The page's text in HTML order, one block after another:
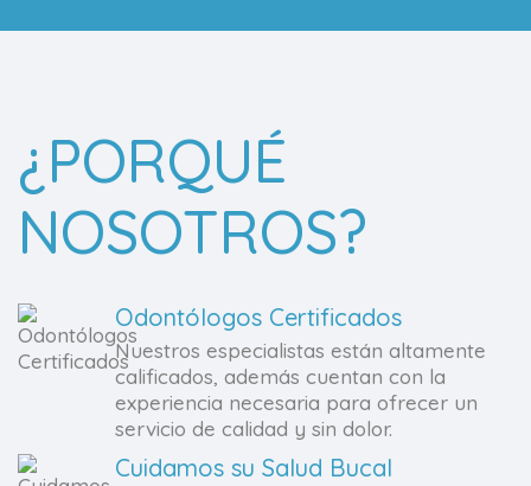
¿PORQUÉ
NOSOTROS?
Odontólogos Certificados
Nuestros especialistas están altamente
calificados, además cuentan con la
experiencia necesaria para ofrecer un
servicio de calidad y sin dolor.
Cuidamos su Salud Bucal